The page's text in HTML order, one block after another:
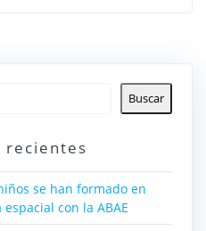
Buscar
recientes
se han formado en
con la ABAE